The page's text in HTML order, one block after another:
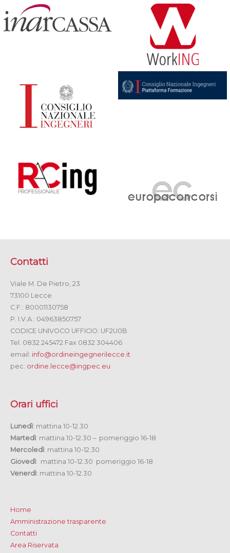
Contatti
Viale M. De Pietro, 23
73100 Lecce
C.F.: 80001130758
P. I.V.A.: 04963850757
CODICE UNIVOCO UFFICIO: UF2U0B
Tel. 0832 245472 Fax 0832 304406
email: info@ordineingegnerilecce.it
pec: ordine.lecce@ingpec.eu
Orari uffici
Lunedì: mattina 10-12.30
Martedì: mattina 10-12.30 – pomeriggio 16-18
Mercoledì: mattina 10-12.30
Giovedì: mattina 10-12.30 pomeriggio 16-18
Venerdì: mattina 10-12.30
Home
Amministrazione trasparente
Contatti
Area Riservata